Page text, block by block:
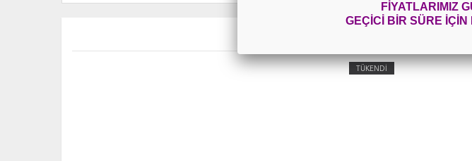
FİYATLARIMIZ
GEÇİCİ BİR SÜRE